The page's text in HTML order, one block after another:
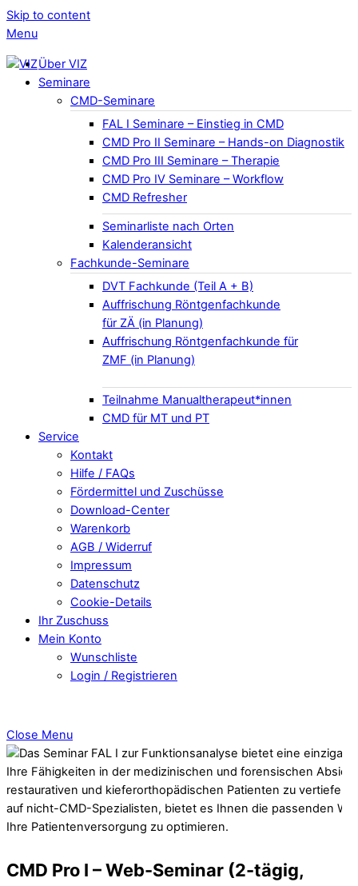
Skip to content
Menu
Über VIZ
Seminare
CMD-Seminare
FAL I Seminare – Einstieg in CMD
CMD Pro II Seminare – Hands-on Diagnostik
CMD Pro III Seminare – Therapie
CMD Pro IV Seminare – Workflow
CMD Refresher
Seminarliste nach Orten
Kalenderansicht
Fachkunde-Seminare
DVT Fachkunde (Teil A + B)
Auffrischung Röntgenfachkunde
für ZÄ (in Planung)
Auffrischung Röntgenfachkunde für
ZMF (in Planung)
Teilnahme Manualtherapeut*innen
CMD für MT und PT
Service
Kontakt
Hilfe / FAQs
Fördermittel und Zuschüsse
Download-Center
Warenkorb
AGB / Widerruf
Impressum
Datenschutz
Cookie-Details
Ihr Zuschuss
Mein Konto
Wunschliste
Login / Registrieren
Close Menu
CMD Pro I – Web-Seminar (2-tägig,